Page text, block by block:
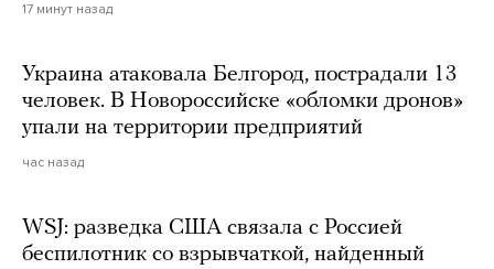
17 минут назад
Украина атаковала Белгород, пострадали 13
человек. В Новороссийске «обломки дронов»
упали на территории предприятий
час назад
WSJ: разведка США связала с Россией
беспилотник со взрывчаткой, найденный